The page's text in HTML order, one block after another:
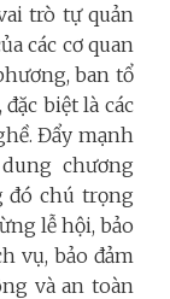
trò tự quản
các cơ quan
ban tổ
biệt là các
Đẩy mạnh
chương
đó chú trọng
lễ hội, bảo
vụ, bảo đảm
và an toàn